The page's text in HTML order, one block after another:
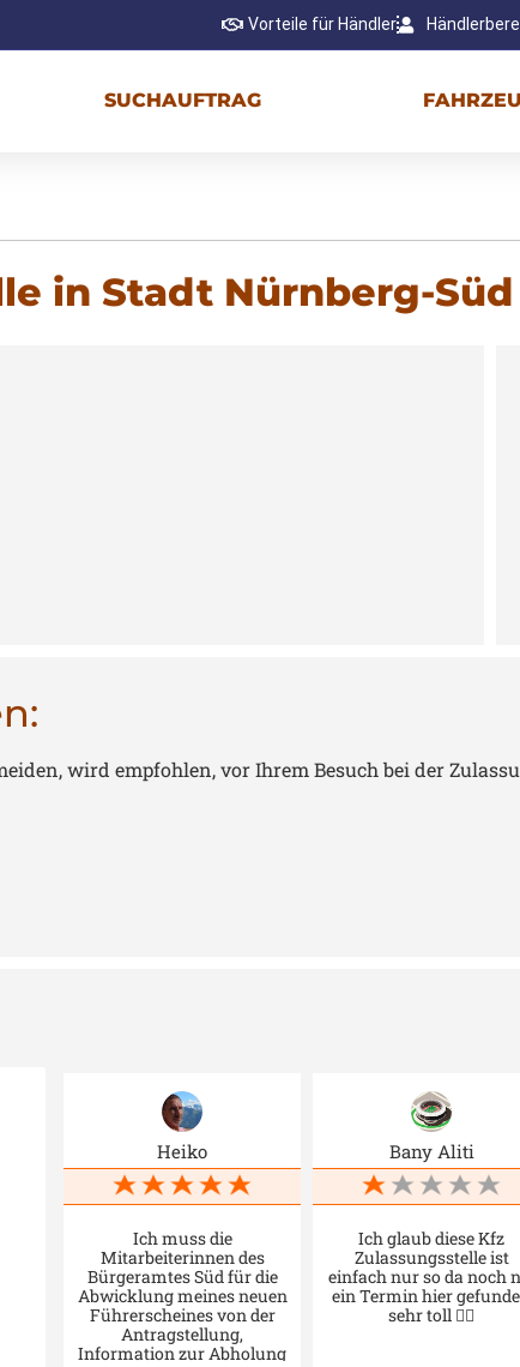
Vorteile für Händler
SUCHAUFTRAG
in Stadt Nürnberg-Süd
wird empfohlen, vor Ihrem Besuch bei der
Heiko
Ich muss die
Mitarbeiterinnen des
Bürgeramtes Süd für die
Abwicklung meines neuen
Führerscheines von der
Antragstellung,
Information zur Abholung
Bany Aliti
Ich glaub diese Kfz
Zulassungsstelle ist
einfach nur so da noch
ein Termin hier
sehr toll 👍🏼